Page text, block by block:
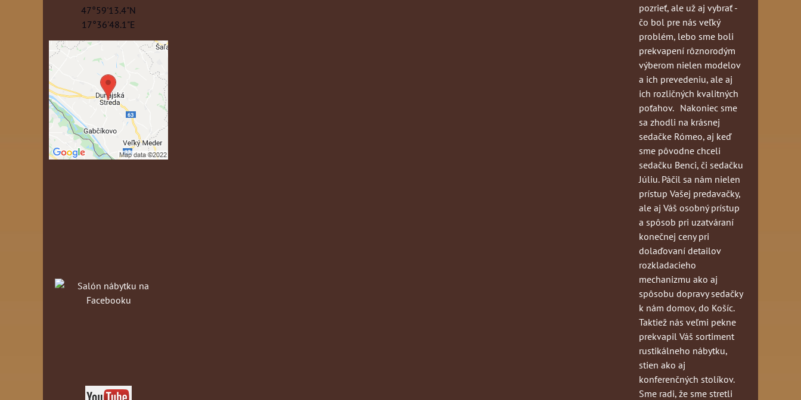
47°59'13.4"N
17°36'48.1"E
pozrieť, ale už aj vybrať -
čo bol pre nás veľký
problém, lebo sme boli
prekvapení rôznorodým
výberom nielen modelov
a ich prevedeniu, ale aj
ich rozličných kvalitných
poťahov. Nakoniec sme
sa zhodli na krásnej
sedačke Rómeo, aj keď
sme pôvodne chceli
sedačku Benci, či sedačku
Júliu. Páčil sa nám nielen
prístup Vašej predavačky,
ale aj Váš osobný prístup
a spôsob pri uzatváraní
konečnej ceny pri
dolaďovaní detailov
rozkladacieho
mechanizmu ako aj
spôsobu dopravy sedačky
k nám domov, do Košíc.
Taktiež nás veľmi pekne
prekvapil Váš sortiment
rustikálneho nábytku,
stien ako aj
konferenčných stolíkov.
Sme radi, že sme stretli